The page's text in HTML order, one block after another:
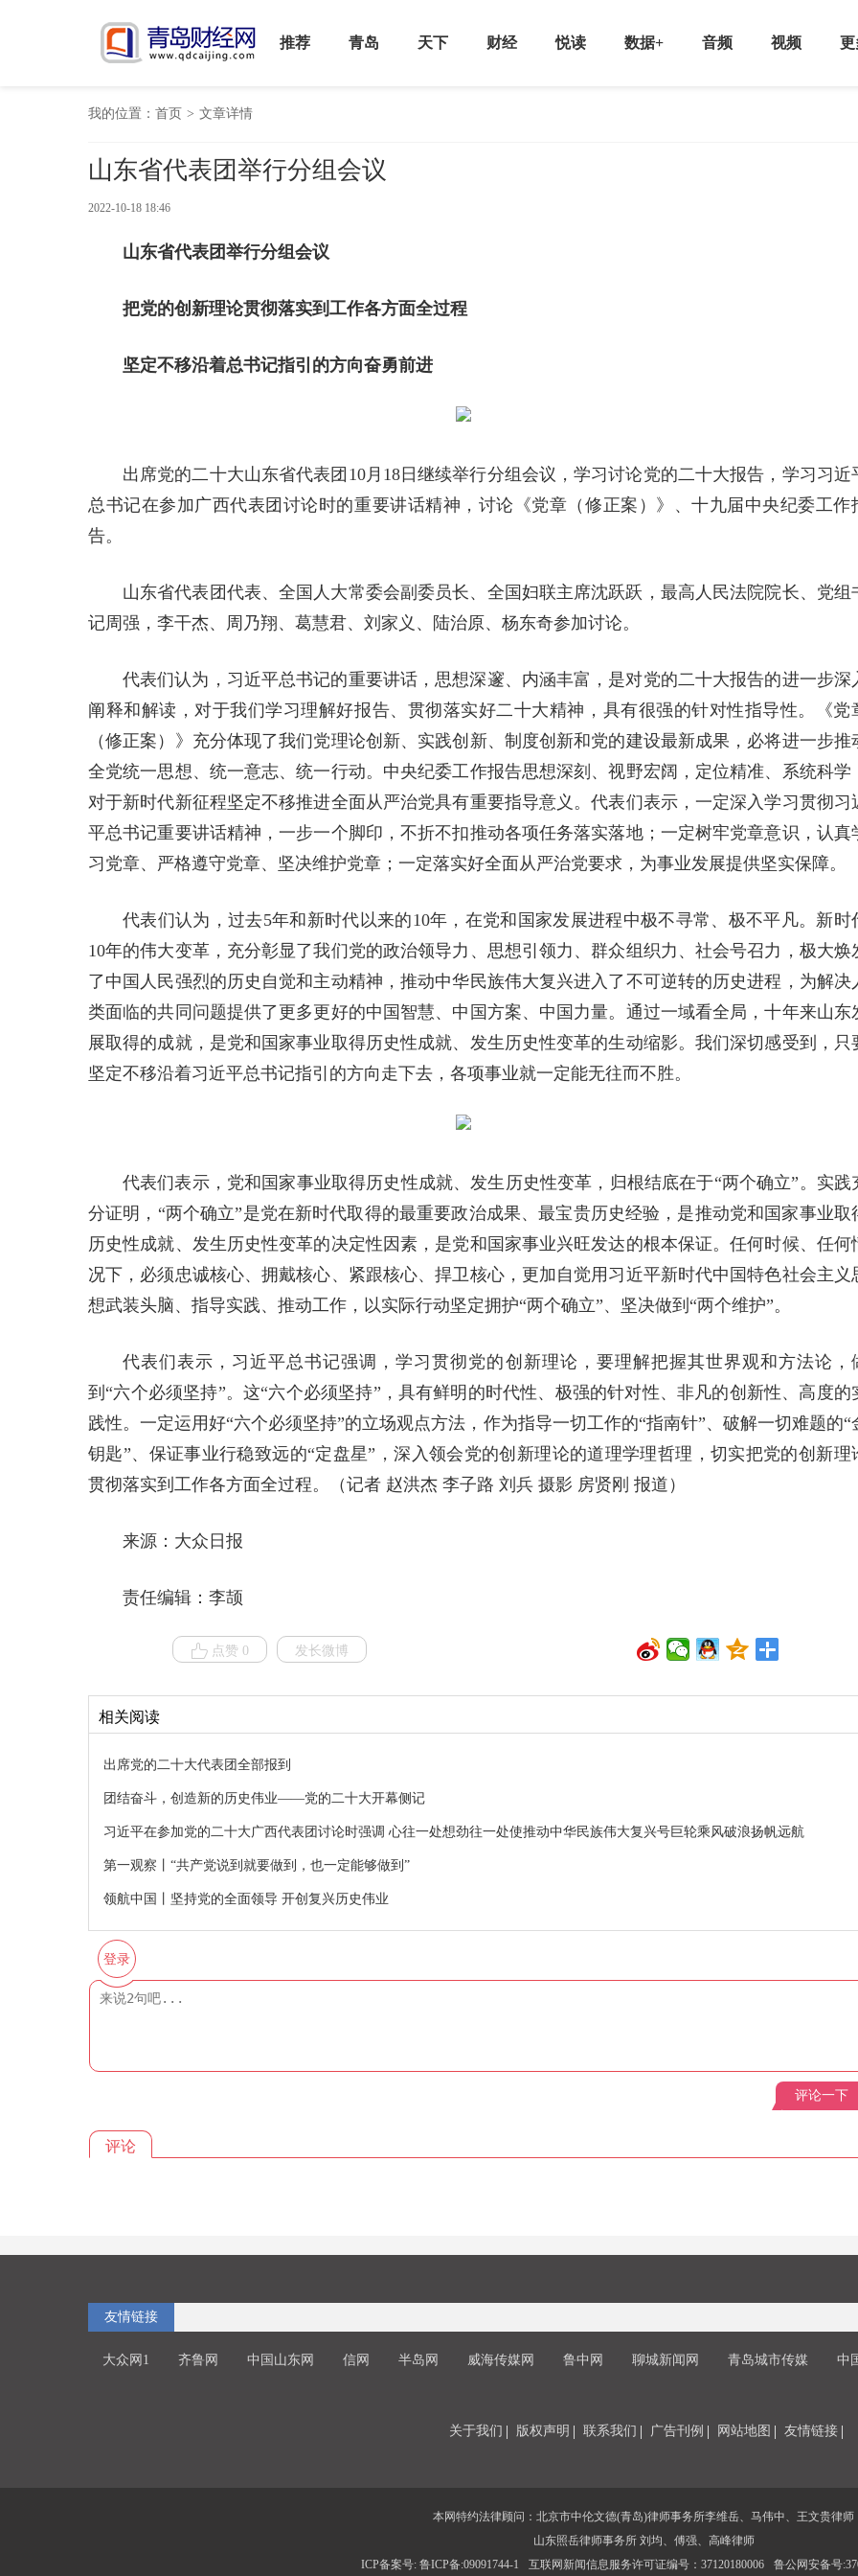
推荐 青岛 天下 财经 悦读 数据+ 音频 视频 更
我的位置： 首页 > 文章详情
山东省代表团举行分组会议
2022-10-18 18:46
山东省代表团举行分组会议
把党的创新理论贯彻落实到工作各方面全过程
坚定不移沿着总书记指引的方向奋勇前进
出席党的二十大山东省代表团10月18日继续举行分组会议，学习讨论党的二十大报告，学习习近
总书记在参加广西代表团讨论时的重要讲话精神，讨论《党章（修正案）》、十九届中央纪委工作
告。
山东省代表团代表、全国人大常委会副委员长、全国妇联主席沈跃跃，最高人民法院院长、党组
记周强，李干杰、周乃翔、葛慧君、刘家义、陆治原、杨东奇参加讨论。
代表们认为，习近平总书记的重要讲话，思想深邃、内涵丰富，是对党的二十大报告的进一步深
阐释和解读，对于我们学习理解好报告、贯彻落实好二十大精神，具有很强的针对性指导性。《党
（修正案）》充分体现了我们党理论创新、实践创新、制度创新和党的建设最新成果，必将进一步推
全党统一思想、统一意志、统一行动。中央纪委工作报告思想深刻、视野宏阔，定位精准、系统科学
对于新时代新征程坚定不移推进全面从严治党具有重要指导意义。代表们表示，一定深入学习贯彻习
平总书记重要讲话精神，一步一个脚印，不折不扣推动各项任务落实落地；一定树牢党章意识，认真
习党章、严格遵守党章、坚决维护党章；一定落实好全面从严治党要求，为事业发展提供坚实保障。
代表们认为，过去5年和新时代以来的10年，在党和国家发展进程中极不寻常、极不平凡。新时
10年的伟大变革，充分彰显了我们党的政治领导力、思想引领力、群众组织力、社会号召力，极大焕
了中国人民强烈的历史自觉和主动精神，推动中华民族伟大复兴进入了不可逆转的历史进程，为解决
类面临的共同问题提供了更多更好的中国智慧、中国方案、中国力量。通过一域看全局，十年来山东
展取得的成就，是党和国家事业取得历史性成就、发生历史性变革的生动缩影。我们深切感受到，只
坚定不移沿着习近平总书记指引的方向走下去，各项事业就一定能无往而不胜。
代表们表示，党和国家事业取得历史性成就、发生历史性变革，归根结底在于“两个确立”。实践
分证明，“两个确立”是党在新时代取得的最重要政治成果、最宝贵历史经验，是推动党和国家事业取
历史性成就、发生历史性变革的决定性因素，是党和国家事业兴旺发达的根本保证。任何时候、任何
况下，必须忠诚核心、拥戴核心、紧跟核心、捍卫核心，更加自觉用习近平新时代中国特色社会主义
想武装头脑、指导实践、推动工作，以实际行动坚定拥护“两个确立”、坚决做到“两个维护”。
代表们表示，习近平总书记强调，学习贯彻党的创新理论，要理解把握其世界观和方法论，
到“六个必须坚持”。这“六个必须坚持”，具有鲜明的时代性、极强的针对性、非凡的创新性、高度的
践性。一定运用好“六个必须坚持”的立场观点方法，作为指导一切工作的“指南针”、破解一切难题的“
钥匙”、保证事业行稳致远的“定盘星”，深入领会党的创新理论的道理学理哲理，切实把党的创新理
贯彻落实到工作各方面全过程。（记者 赵洪杰 李子路 刘兵 摄影 房贤刚 报道）
来源：大众日报
责任编辑：李颉
点赞 0 发长微博
相关阅读
出席党的二十大代表团全部报到
团结奋斗，创造新的历史伟业——党的二十大开幕侧记
习近平在参加党的二十大广西代表团讨论时强调 心往一处想劲往一处使推动中华民族伟大复兴号巨轮乘风破浪扬帆远航
第一观察丨“共产党说到就要做到，也一定能够做到”
领航中国丨坚持党的全面领导 开创复兴历史伟业
登录
评论一下
评论
友情链接
大众网1 齐鲁网 中国山东网 信网 半岛网 威海传媒网 鲁中网 聊城新闻网 青岛城市传媒 中
关于我们 版权声明 联系我们 广告刊例 网站地图 友情链接
本网特约法律顾问：北京市中伦文德(青岛)律师事务所李维岳、马伟中、王文贵律师
山东照岳律师事务所 刘均、傅强、高峰律师
ICP备案号: 鲁ICP备:09091744-1
互联网新闻信息服务许可证编号：37120180006 鲁公网安备号